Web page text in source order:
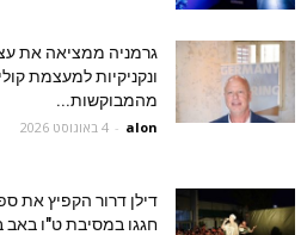
גרמניה ממציאה את
ונקניקיות למעצמת
מהמבוקשות...
alon
- 4 באוגוסט 2026
דילן דרור הקפיץ את
חגגו במסיבת ט"ו באב